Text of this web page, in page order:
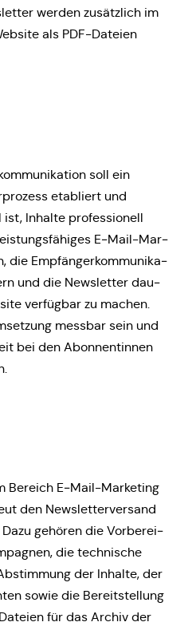
werden zusätz­lich im
als PDF-Dateien
soll ein
eta­bliert und
ist, Inhalte pro­fes­sio­nell
E‑Mail-Mar­
die Emp­fän­ger­kom­mu­ni­ka­
und die News­let­ter dau­
ver­füg­bar zu machen.
messbar sein und
bei den Abon­nen­tin­nen
Bereich E‑Mail-Mar­ke­ting
den News­let­ter­ver­sand
Dazu gehören die Vor­be­rei­
die tech­ni­sche
der Inhalte, der
sowie die Bereit­stel­lung
für das Archiv der